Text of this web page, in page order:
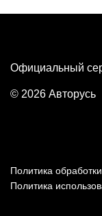
Официальный
© 2026 Авторусь
Политика
Политика